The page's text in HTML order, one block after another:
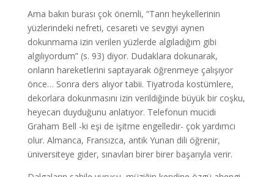
Ama bakın burası çok önemli, “Tanrı heykellerinin
yüzlerindeki nefreti, cesareti ve sevgiyi aynen
dokunmama izin verilen yüzlerde algıladığım gibi
algılıyordum” (s. 93) diyor. Dudaklara dokunarak,
onların hareketlerini saptayarak öğrenmeye çalışıyor
önce… Sonra ders alıyor tabii. Tiyatroda kostümlere,
dekorlara dokunmasını izin verildiğinde büyük bir coşku,
heyecan duyduğunu anlatıyor. Telefonun mucidi
Graham Bell -ki eşi de işitme engelledir- çok yardımcı
olur. Almanca, Fransızca, antik Yunan dili öğrenir,
üniversiteye gider, sınavları birer birer başarıyla verir.